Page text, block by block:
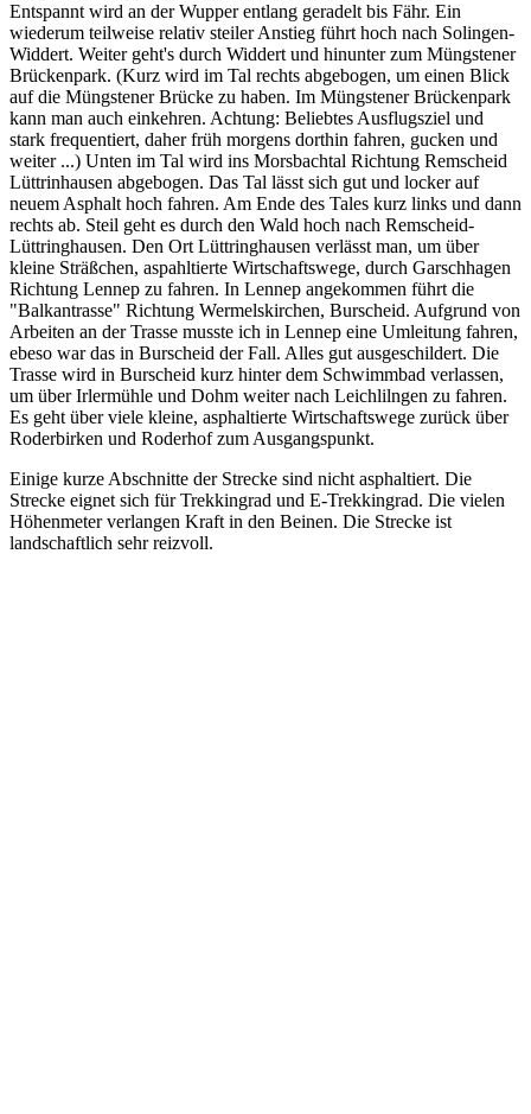
Entspannt wird an der Wupper entlang geradelt bis Fähr. Ein
wiederum teilweise relativ steiler Anstieg führt hoch nach Solingen-
Widdert. Weiter geht's durch Widdert und hinunter zum Müngstener
Brückenpark. (Kurz wird im Tal rechts abgebogen, um einen Blick
auf die Müngstener Brücke zu haben. Im Müngstener Brückenpark
kann man auch einkehren. Achtung: Beliebtes Ausflugsziel und
stark frequentiert, daher früh morgens dorthin fahren, gucken und
weiter ...) Unten im Tal wird ins Morsbachtal Richtung Remscheid
Lüttrinhausen abgebogen. Das Tal lässt sich gut und locker auf
neuem Asphalt hoch fahren. Am Ende des Tales kurz links und dann
rechts ab. Steil geht es durch den Wald hoch nach Remscheid-
Lüttringhausen. Den Ort Lüttringhausen verlässt man, um über
kleine Sträßchen, aspahltierte Wirtschaftswege, durch Garschhagen
Richtung Lennep zu fahren. In Lennep angekommen führt die
"Balkantrasse" Richtung Wermelskirchen, Burscheid. Aufgrund von
Arbeiten an der Trasse musste ich in Lennep eine Umleitung fahren,
ebeso war das in Burscheid der Fall. Alles gut ausgeschildert. Die
Trasse wird in Burscheid kurz hinter dem Schwimmbad verlassen,
um über Irlermühle und Dohm weiter nach Leichlilngen zu fahren.
Es geht über viele kleine, asphaltierte Wirtschaftswege zurück über
Roderbirken und Roderhof zum Ausgangspunkt.
Einige kurze Abschnitte der Strecke sind nicht asphaltiert. Die
Strecke eignet sich für Trekkingrad und E-Trekkingrad. Die vielen
Höhenmeter verlangen Kraft in den Beinen. Die Strecke ist
landschaftlich sehr reizvoll.